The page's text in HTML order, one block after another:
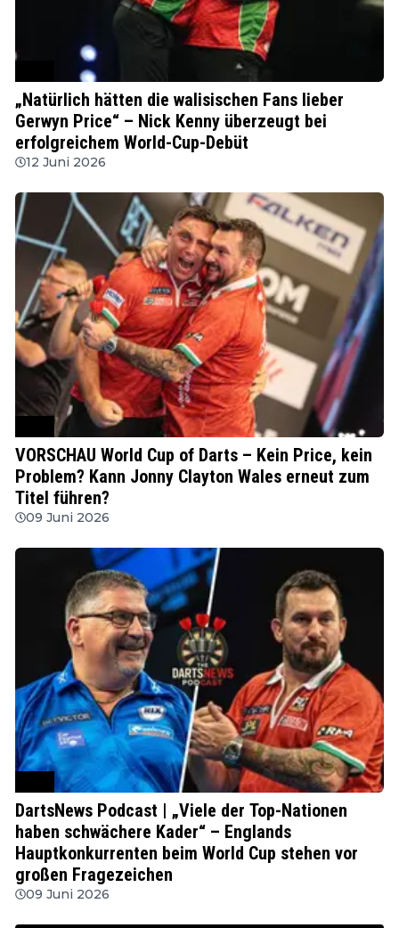
„Natürlich hätten die walisischen Fans lieber
Gerwyn Price“ – Nick Kenny überzeugt bei
erfolgreichem World-Cup-Debüt
12 Juni 2026
VORSCHAU World Cup of Darts – Kein Price, kein
Problem? Kann Jonny Clayton Wales erneut zum
Titel führen?
09 Juni 2026
DartsNews Podcast | „Viele der Top-Nationen
haben schwächere Kader“ – Englands
Hauptkonkurrenten beim World Cup stehen vor
großen Fragezeichen
09 Juni 2026